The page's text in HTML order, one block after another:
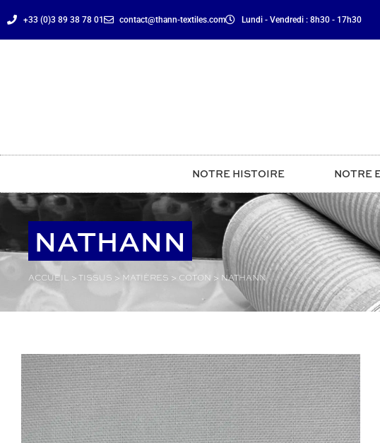
principal+33 (0)3 89 38 78 01 contact@thann-textiles.com Lundi - Vendredi : 8h30 - 17h30
NOTRE HISTOIRE NOTRE
NATHANN
ACCUEIL > TISSUS > MATIÈRES > COTON > NATHANN